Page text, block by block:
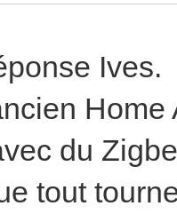
Ives.
du
tout